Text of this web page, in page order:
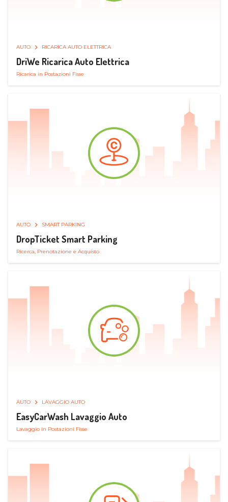
AUTO RICARICA AUTO ELETTRICA
DriWe Ricarica Auto Elettrica
Ricarica in Postazioni Fisse
AUTO SMART PARKING
DropTicket Smart Parking
Ricerca, Prenotazione e Acquisto
AUTO LAVAGGIO AUTO
EasyCarWash Lavaggio Auto
Lavaggio in Postazioni Fisse